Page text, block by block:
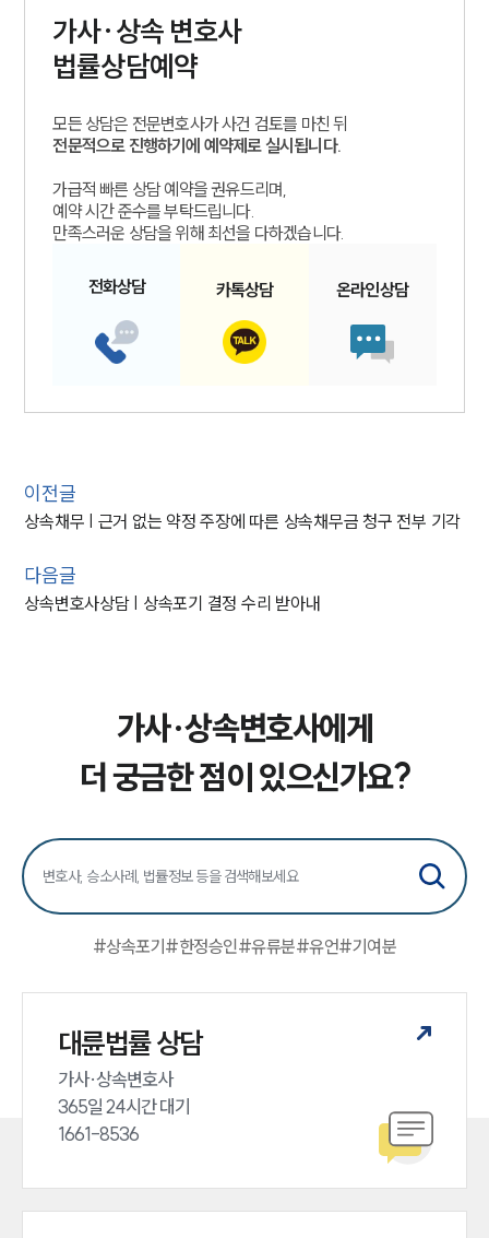
가사·상속변호사
법률상담예약
모든 상담은 전문변호사가 사건 검토를 마친 뒤
전문적으로 진행하기에 예약제로 실시됩니다.
가급적 빠른 상담 예약을 권유드리며,
예약 시간 준수를 부탁드립니다.
만족스러운 상담을 위해 최선을 다하겠습니다.
전화상담 카톡상담 온라인상담
이전글
상속채무 | 근거 없는 약정 주장에 따른 상속채무금 청구 전부 기각
다음글
상속변호사상담 | 상속포기 결정 수리 받아내
가사·상속변호사에게
더 궁금한 점이 있으신가요?
#상속포기 #한정승인#유류분#유언#기여분
대륜법률 상담
가사·상속변호사
365일 24시간 대기
1661-8536